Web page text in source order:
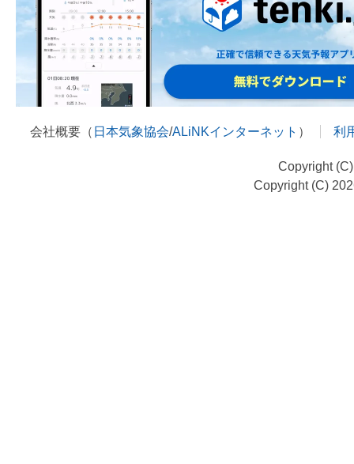
会社概要（ 日本気象協会/ALiNKインターネット ） 利
Copyright
Copyright (C)